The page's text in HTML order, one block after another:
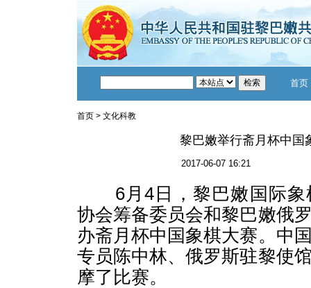
首页
首页 > 文化科教
黎巴嫩举行斋月杯中国
2017-06-07 16:21
6月4日，黎巴嫩国际象
协会筹备委员会和黎巴嫩俄
办斋月杯中国象棋大赛。中
专员陈中林、俄罗斯驻黎使
摩了比赛。